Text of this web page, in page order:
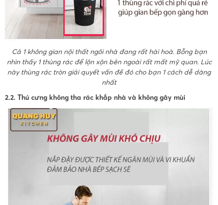
Cả 1 không gian nội thất ngôi nhà đang rất hài hoà. Bỗng bạn
nhìn thấy 1 thùng rác để lộn xộn bên ngoài rất mất mỹ quan. Lúc
này thùng rác tròn giải quyết vấn đề đó cho bạn 1 cách dễ dàng
nhất
2.2. Thú cưng không tha rác khắp nhà và không gây mùi